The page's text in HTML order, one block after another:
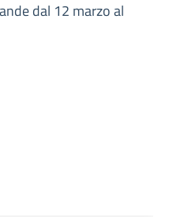
dal 12 marzo al